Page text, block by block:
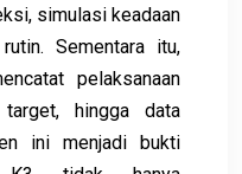
simulasi keadaan
Sementara itu,
pelaksanaan
target, hingga data
ini menjadi bukti